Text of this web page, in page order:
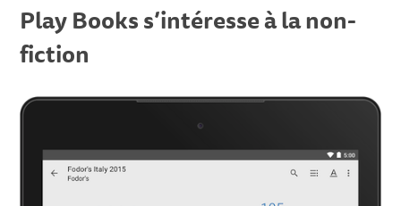
Play Books s’intéresse à la non-
fiction